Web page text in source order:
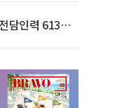
담인력 613명